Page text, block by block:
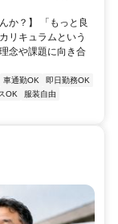
か？】 「もっと良
リキュラムという
念や課題に向き合
車通勤OK
即日勤務OK
OK
服装自由